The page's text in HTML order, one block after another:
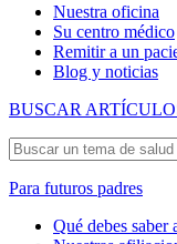
Nuestra oficina
Su centro médico
Remitir a un
Blog y noticias
BUSCAR
Para futuros padres
Qué debes saber